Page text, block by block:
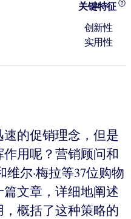
关键特征
创新性
实用性
的促销理念，但是
用呢？营销顾问和
尔·梅拉等37位购物
文章，详细地阐述
概括了这种策略的